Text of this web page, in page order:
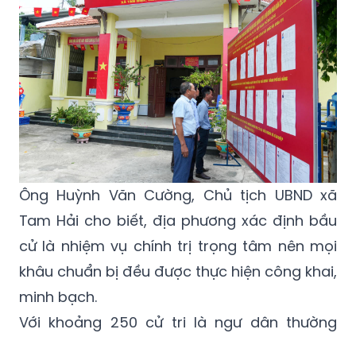
Ông Huỳnh Văn Cường, Chủ tịch UBND xã
Tam Hải cho biết, địa phương xác định bầu
cử là nhiệm vụ chính trị trọng tâm nên mọi
khâu chuẩn bị đều được thực hiện công khai,
minh bạch.
Với khoảng 250 cử tri là ngư dân thường